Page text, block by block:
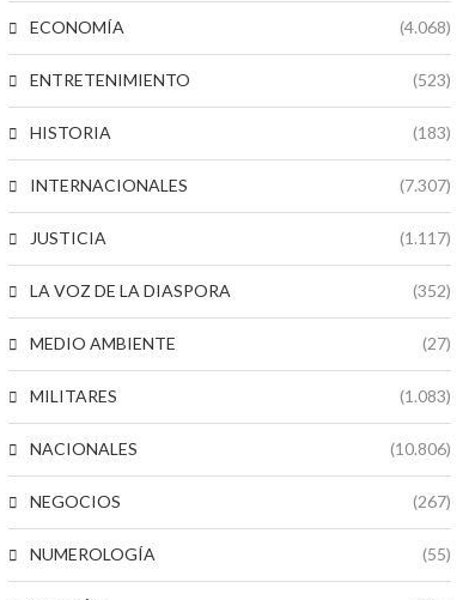
ECONOMÍA (4.068)
ENTRETENIMIENTO (523)
HISTORIA (183)
INTERNACIONALES (7.307)
JUSTICIA (1.117)
LA VOZ DE LA DIASPORA (352)
MEDIO AMBIENTE (27)
MILITARES (1.083)
NACIONALES (10.806)
NEGOCIOS (267)
NUMEROLOGÍA (55)